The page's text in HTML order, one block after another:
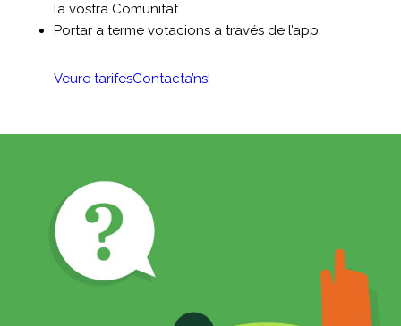
la vostra Comunitat.
Portar a terme votacions a través de l’app.
Veure tarifesContacta’ns!